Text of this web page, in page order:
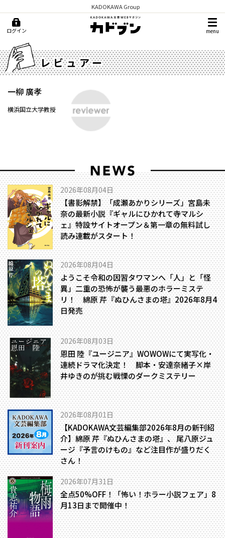
KADOKAWA Group
ログイン menu
レビュアー
一柳 廣孝
横浜国立大学教授
2026年08月04日
【書影解禁】「成瀬あかりシリーズ」宮島未
奈の最新小説『ギャルにひかれて寺マルシ
ェ』特設サイトオープン＆第一章の無料試し
読み連載がスタート！
2026年08月04日
ようこそ令和の因習タワマンへ――「人」と「怪
異」二重の恐怖が襲う最悪のホラーミステ
リ！ 綿原 芹『ぬひんさまの塔』2026年8月4
日発売
2026年08月03日
恩田 陸『ユージニア』WOWOWにて実写化・
連続ドラマ化決定！ 脚本・安達奈緒子×岸
井ゆきのが挑む戦慄のダークミステリー
2026年08月01日
【KADOKAWA文芸編集部2026年8月の新刊紹
介】綿原 芹『ぬひんさまの塔』、 尾八原ジュ
ージ『予言のけもの』など注目作が盛りだく
さん！
2026年07月31日
全点50%OFF！「怖い！ホラー小説フェア」8
月13日まで開催中！